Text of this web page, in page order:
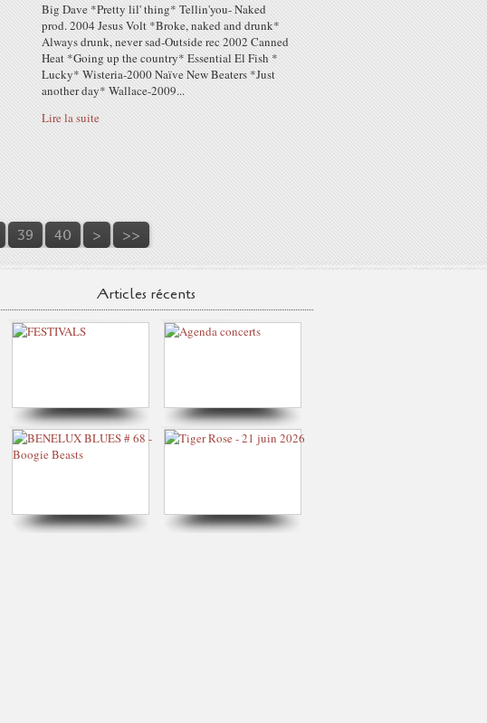
Big Dave *Pretty lil' thing* Tellin'you- Naked
prod. 2004 Jesus Volt *Broke, naked and drunk*
Always drunk, never sad-Outside rec 2002 Canned
Heat *Going up the country* Essential El Fish *
Lucky* Wisteria-2000 Naïve New Beaters *Just
another day* Wallace-2009...
Lire la suite
39 40 50
> >>
Articles récents